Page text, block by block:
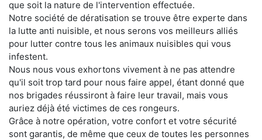
que soit la nature de l'intervention effectuée.
Notre société de dératisation se trouve être experte dans
la lutte anti nuisible, et nous serons vos meilleurs alliés
pour lutter contre tous les animaux nuisibles qui vous
infestent.
Nous nous vous exhortons vivement à ne pas attendre
qu'il soit trop tard pour nous faire appel, étant donné que
nos brigades réussiront à faire leur travail, mais vous
auriez déjà été victimes de ces rongeurs.
Grâce à notre opération, votre confort et votre sécurité
sont garantis, de même que ceux de toutes les personnes